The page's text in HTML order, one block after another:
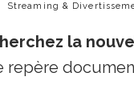
Streaming &
la
repère